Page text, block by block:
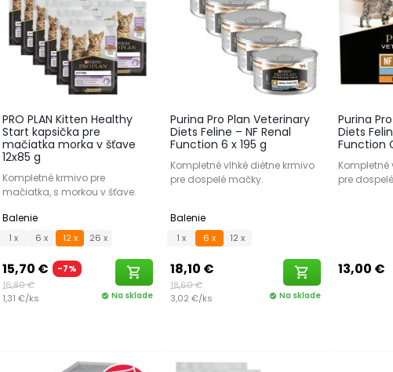
PRO PLAN Kitten Healthy
Start kapsička pre
mačiatka morka v šťave
12x85 g
Kompletné krmivo pre
mačiatka, s morkou v šťave.
Balenie
1 x 6 x 12 x 26 x
15,70 €
-7%
16,80 €
shopping_cart
1,31 €/ks check_circle Na sklade
Purina Pro Plan Veterinary
Diets Feline – NF Renal
Function 6 x 195 g
Kompletné vlhké diétne krmivo
pre dospelé mačky.
Balenie
1 x 6 x 12 x
18,10 €
18,60 €
shopping_cart
3,02 €/ks check_circle Na sklade
Purina
Diets
Function
Kompletné
pre
13,00 €